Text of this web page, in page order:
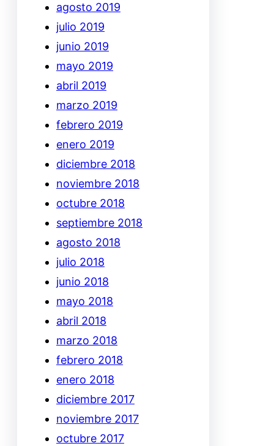
agosto 2019
julio 2019
junio 2019
mayo 2019
abril 2019
marzo 2019
febrero 2019
enero 2019
diciembre 2018
noviembre 2018
octubre 2018
septiembre 2018
agosto 2018
julio 2018
junio 2018
mayo 2018
abril 2018
marzo 2018
febrero 2018
enero 2018
diciembre 2017
noviembre 2017
octubre 2017